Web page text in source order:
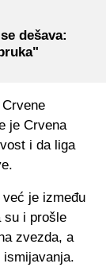
dešava:
je Crvena
i da liga
je između
su i prošle
zvezda, a
ismijavanja.